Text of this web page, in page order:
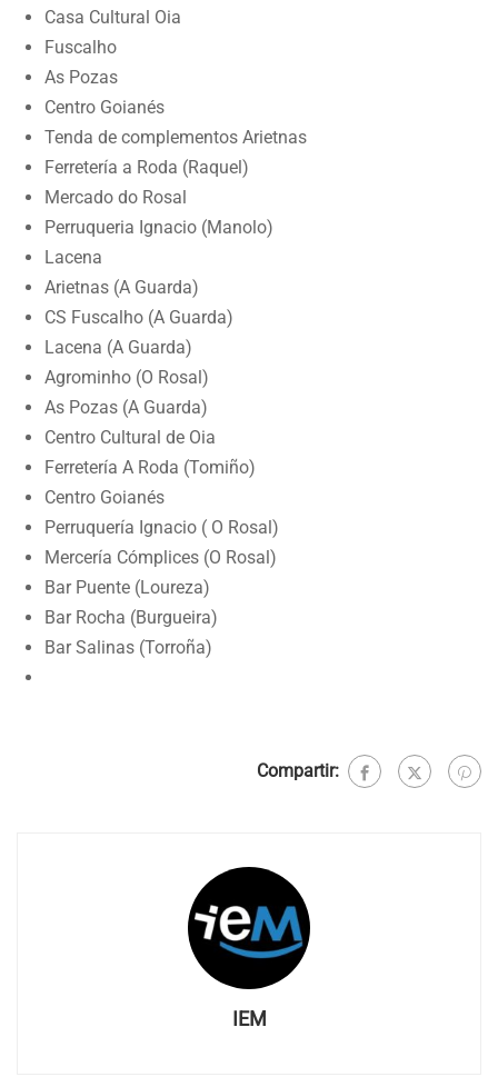
Casa Cultural Oia
Fuscalho
As Pozas
Centro Goianés
Tenda de complementos Arietnas
Ferretería a Roda (Raquel)
Mercado do Rosal
Perruqueria Ignacio (Manolo)
Lacena
Arietnas (A Guarda)
CS Fuscalho (A Guarda)
Lacena (A Guarda)
Agrominho (O Rosal)
As Pozas (A Guarda)
Centro Cultural de Oia
Ferretería A Roda (Tomiño)
Centro Goianés
Perruquería Ignacio ( O Rosal)
Mercería Cómplices (O Rosal)
Bar Puente (Loureza)
Bar Rocha (Burgueira)
Bar Salinas (Torroña)
Compartir:
IEM